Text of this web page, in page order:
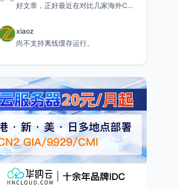
好文章，正好最近在对比几家海外CDN。文中提到CF免费版不支持自定义回源端口和HOST这个痛点太真实
xiaoz
尚不支持离线缓存运行。